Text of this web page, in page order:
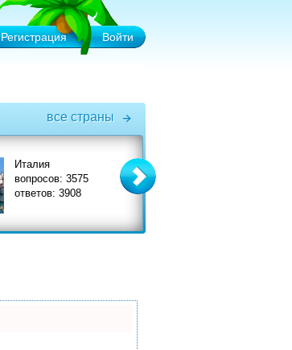
Регистрация Войти
все страны
Италия
вопросов: 3575
ответов: 3908